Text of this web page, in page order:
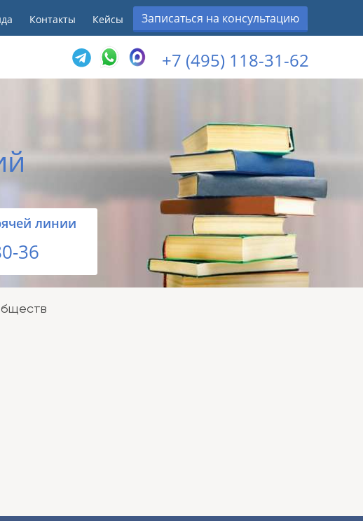
Контакты Кейсы Записаться на консультацию
+7 (495) 118-31-62
линии
36